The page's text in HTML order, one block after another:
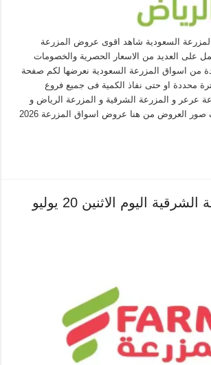
السعودية شاهد اقوى عروض المزرعة
على العديد من الاسعار الحصرية والخصومات
من اسواق المزرعة السعودية نعرضها لكم صفحة
محددة او حتى نفاذ الكمية فى جميع فروع
عرعر و المزرعة الشرقية و المزرعة الرياض و
المزرعة الخرج اكتشف صور العروض من هنا عروض اسواق المزرعة 2026
عروض المزرعة الشرقية اليوم الاثنين 20 يوليو